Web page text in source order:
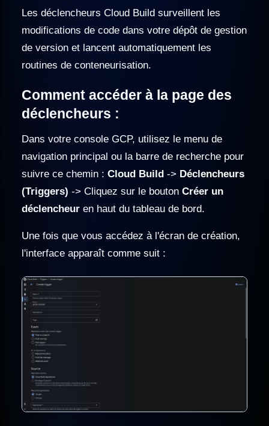
Les déclencheurs Cloud Build surveillent les
modifications de code dans votre dépôt de gestion
de version et lancent automatiquement les
routines de conteneurisation.
Comment accéder à la page des
déclencheurs :
Dans votre console GCP, utilisez le menu de
navigation principal ou la barre de recherche pour
suivre ce chemin : Cloud Build -> Déclencheurs
(Triggers) -> Cliquez sur le bouton Créer un
déclencheur en haut du tableau de bord.
Une fois que vous accédez à l'écran de création,
l'interface apparaît comme suit :